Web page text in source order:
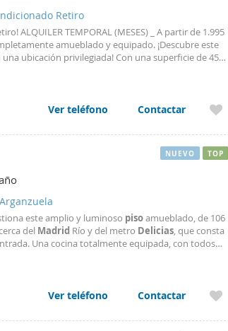
Retiro
ALQUILER TEMPORAL (MESES) _ A partir de 1.995
amueblado y equipado. ¡Descubre este
ubicación privilegiada! Con una superficie de 45
Ver teléfono Contactar
este amplio y luminoso pisoamueblado, de 106
del Madrid Río y del metro Delicias, que consta
Una cocina totalmente equipada, con todos
Ver teléfono Contactar
NUEVO TOP